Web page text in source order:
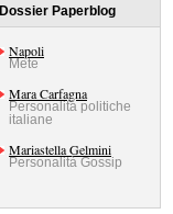
Dossier Paperblog
Napoli
Mete
Mara Carfagna
Personalità politiche
italiane
Mariastella Gelmini
Personalità Gossip